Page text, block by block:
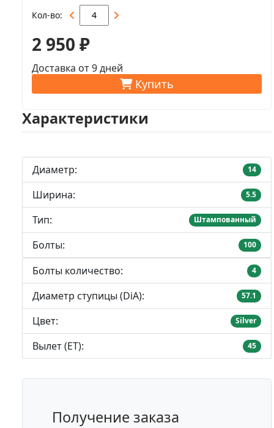
Кол-во
2 950 ₽
Доставка от 9 дней
Купить
Характеристики
Диаметр: 14
Ширина: 5.5
Тип: Штампованный
Болты: 100
Болты количество: 4
Диаметр ступицы (DiA): 57.1
Цвет: Silver
Вылет (ET): 45
Получение заказа